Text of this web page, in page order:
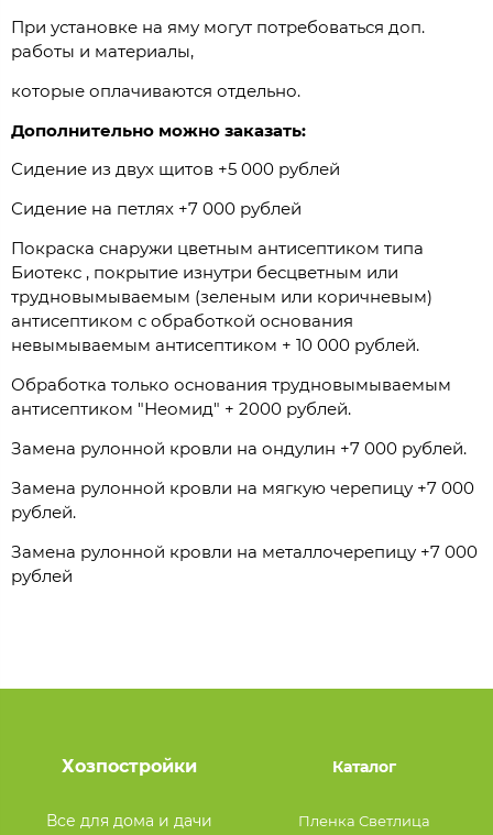
При установке на яму могут потребоваться доп.
работы и материалы,
которые оплачиваются отдельно.
Дополнительно можно заказать:
Сидение из двух щитов +5 000 рублей
Сидение на петлях +7 000 рублей
Покраска снаружи цветным антисептиком типа
Биотекс , покрытие изнутри бесцветным или
трудновымываемым (зеленым или коричневым)
антисептиком с обработкой основания
невымываемым антисептиком + 10 000 рублей.
Обработка только основания трудновымываемым
антисептиком "Неомид" + 2000 рублей.
Замена рулонной кровли на ондулин +7 000 рублей.
Замена рулонной кровли на мягкую черепицу +7 000
рублей.
Замена рулонной кровли на металлочерепицу +7 000
рублей
Хозпостройки
Все для дома и дачи
Каталог
Пленка Светлица